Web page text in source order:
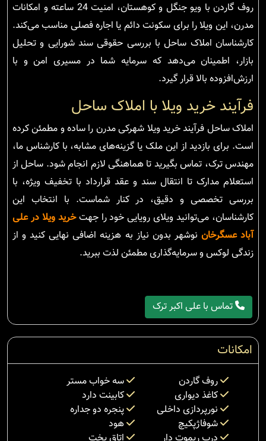
روف گاردن با ویو جنگل و کوهستان، امنیت 24 ساعته و امکانات
مدرن، این ویلا را برای سکونت دائم یا اجاره فصلی مناسب می‌کند.
کارشناسان املاک ساحل با بررسی حقوقی سند شورایی و تحلیل
بازار، اطمینان می‌دهد که سرمایه شما در مسیری امن و با
ارزش‌افزوده بالا قرار گیرد.
فرآیند خرید ویلا با املاک ساحل
املاک ساحل فرآیند خرید ویلا شهرکی مدرن را ساده و مطمئن کرده
است. برای بازدید از این ملک یا گزینه‌های مشابه، با کارشناس ما،
مهندس ترک، تماس بگیرید تا هماهنگی لازم انجام شود. ساحل از
استعلام مدارک تا انتقال سند و عقد قرارداد با تخفیف ویژه، با
بررسی تخصصی و دقیق، در کنار شماست. با انتخاب این
کارشناسان، می‌توانید ویلای رویایی خود را جهتخرید ویلا در علی
آباد عسگرخان نوشهر بدون نیاز به هزینه اضافی نهایی کنید و از
زندگی لوکس و سرمایه‌گذاری مطمئن لذت ببرید.
تماس با علی اکبر ترک
امکانات
روف گاردن
سه خواب مستر
کاغذ دیواری
کابینت دارد
نورپردازی داخلی
پنجره دو جداره
شوفاژپکیچ
هود